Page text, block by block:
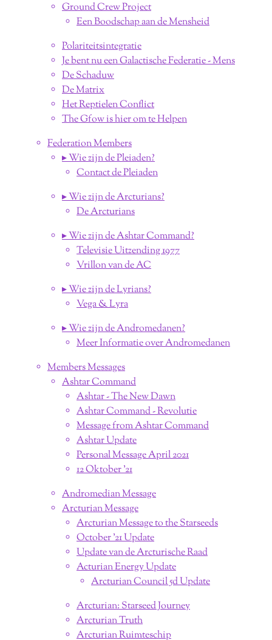
Ground Crew Project
Een Boodschap aan de Mensheid
Polariteitsintegratie
Je bent nu een Galactische Federatie - Mens
De Schaduw
De Matrix
Het Reptielen Conflict
The Gfow is hier om te Helpen
Federation Members
▸ Wie zijn de Pleiaden?
Contact de Pleiaden
▸ Wie zijn de Arcturians?
De Arcturians
▸ Wie zijn de Ashtar Command?
Televisie Uitzending 1977
Vrillon van de AC
▸ Wie zijn de Lyrians?
Vega & Lyra
▸ Wie zijn de Andromedanen?
Meer Informatie over Andromedanen
Members Messages
Ashtar Command
Ashtar - The New Dawn
Ashtar Command - Revolutie
Message from Ashtar Command
Ashtar Update
Personal Message April 2021
12 Oktober '21
Andromedian Message
Arcturian Message
Arcturian Message to the Starseeds
October '21 Update
Update van de Arcturische Raad
Acturian Energy Update
Arcturian Council 5d Update
Arcturian: Starseed Journey
Arcturian Truth
Arcturian Ruimteschip